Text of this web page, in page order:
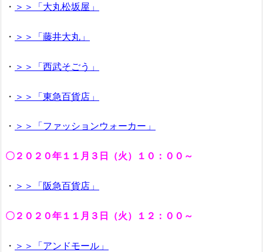
・ ＞＞「大丸松坂屋」
・ ＞＞「藤井大丸」
・ ＞＞「西武そごう」
・ ＞＞「東急百貨店」
・ ＞＞「ファッションウォーカー」
〇２０２０年１１月３日（火）１０：００～
・ ＞＞「阪急百貨店」
〇２０２０年１１月３日（火）１２：００～
・ ＞＞「アンドモール」